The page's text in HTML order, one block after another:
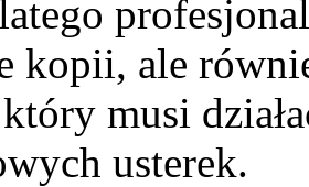
kopii, ale
musi
usterek.